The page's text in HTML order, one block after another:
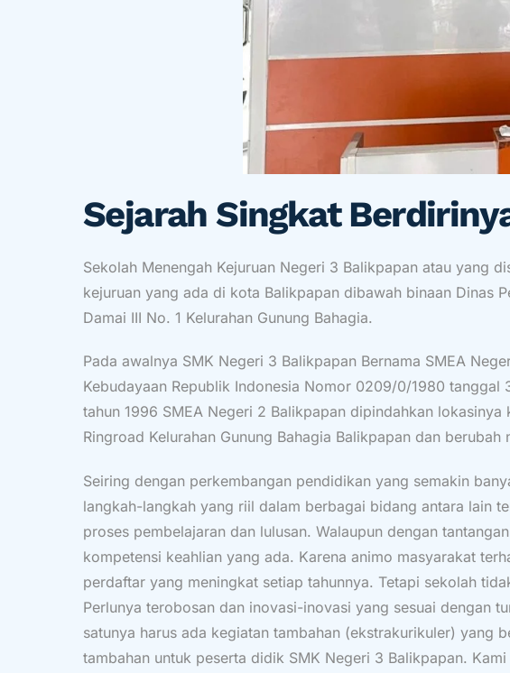
Sejarah Singkat
Sekolah Menengah Kejuruan Negeri 3 Balikpapan atau yang
kejuruan yang ada di kota Balikpapan dibawah binaan Dinas
Damai III No. 1 Kelurahan Gunung Bahagia.
Pada awalnya SMK Negeri 3 Balikpapan Bernama SMEA
Kebudayaan Republik Indonesia Nomor 0209/0/1980 tanggal
tahun 1996 SMEA Negeri 2 Balikpapan dipindahkan
Ringroad Kelurahan Gunung Bahagia Balikpapan dan
Seiring dengan perkembangan pendidikan yang semakin
langkah-langkah yang riil dalam berbagai bidang antara lain
proses pembelajaran dan lulusan. Walaupun dengan
kompetensi keahlian yang ada. Karena animo masyarakat
perdaftar yang meningkat setiap tahunnya. Tetapi sekolah
Perlunya terobosan dan inovasi-inovasi yang sesuai dengan
satunya harus ada kegiatan tambahan (ekstrakurikuler) yang
tambahan untuk peserta didik SMK Negeri 3 Balikpapan.